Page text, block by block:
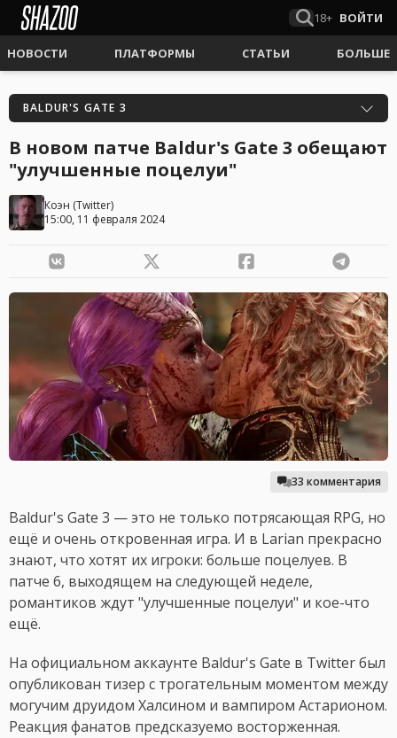
18+ ВОЙТИ
НОВОСТИ ПЛАТФОРМЫ СТАТЬИ БОЛЬШЕ
BALDUR'S GATE 3
В новом патче Baldur's Gate 3 обещают
"улучшенные поцелуи"
Коэн (Twitter)
15:00, 11 февраля 2024
33 комментария
Baldur's Gate 3 — это не только потрясающая RPG, но
ещё и очень откровенная игра. И в Larian прекрасно
знают, что хотят их игроки: больше поцелуев. В
патче 6, выходящем на следующей неделе,
романтиков ждут "улучшенные поцелуи" и кое-что
ещё.
На официальном аккаунте Baldur's Gate в Twitter был
опубликован тизер с трогательным моментом между
могучим друидом Халсином и вампиром Астарионом.
Реакция фанатов предсказуемо восторженная.